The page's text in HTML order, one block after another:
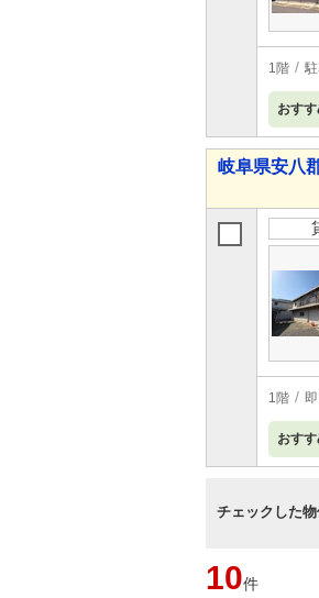
1階
おす
岐阜県安八
1階
おす
チェックした
10件